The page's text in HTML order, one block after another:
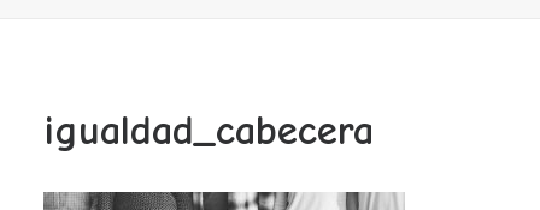
ACTUALIDAD Y REDES SOCIALES
igualdad_cabecera